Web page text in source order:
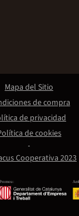
Promou:
Cooperativa 2023
Mapa del Sitio
de compra
de privacidad
de cookies